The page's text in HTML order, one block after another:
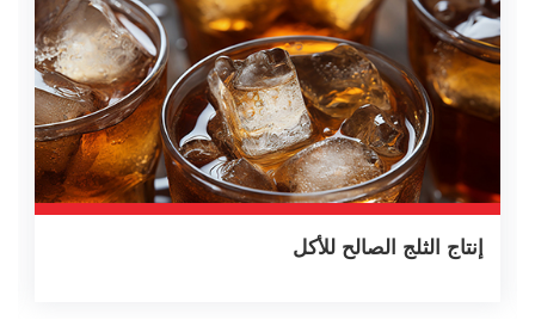
إنتاج الثلج الصالح للأكل